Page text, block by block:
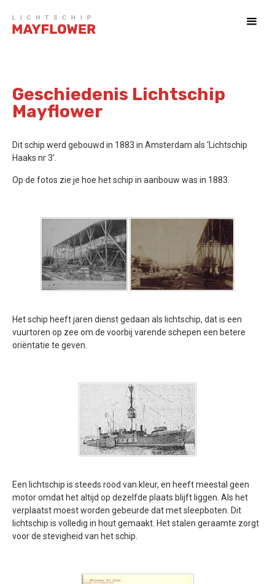
Geschiedenis Lichtschip
Mayflower
Dit schip werd gebouwd in 1883 in Amsterdam als ‘Lichtschip
Haaks nr 3’.
Op de fotos zie je hoe het schip in aanbouw was in 1883.
Het schip heeft jaren dienst gedaan als lichtschip, dat is een
vuurtoren op zee om de voorbij varende schepen een betere
oriëntatie te geven.
Een lichtschip is steeds rood van kleur, en heeft meestal geen
motor omdat het altijd op dezelfde plaats blijft liggen. Als het
verplaatst moest worden gebeurde dat met sleepboten. Dit
lichtschip is volledig in hout gemaakt. Het stalen geraamte zorgt
voor de stevigheid van het schip.